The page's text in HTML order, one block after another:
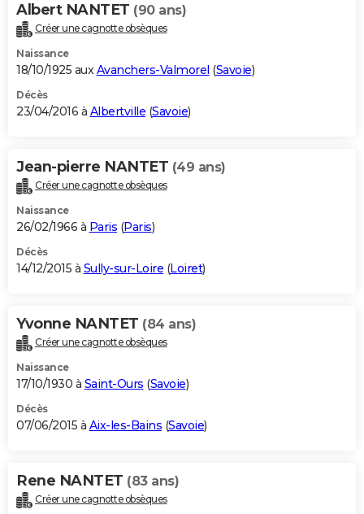
Albert NANTET (90 ans)
Créer une cagnotte obsèques
Naissance
18/10/1925 auxAvanchers-Valmorel (Savoie)
Décès
23/04/2016 à Albertville (Savoie)
Jean-pierre NANTET (49 ans)
Créer une cagnotte obsèques
Naissance
26/02/1966 à Paris (Paris)
Décès
14/12/2015 à Sully-sur-Loire (Loiret)
Yvonne NANTET (84 ans)
Créer une cagnotte obsèques
Naissance
17/10/1930 à Saint-Ours (Savoie)
Décès
07/06/2015 à Aix-les-Bains (Savoie)
Rene NANTET (83 ans)
Créer une cagnotte obsèques